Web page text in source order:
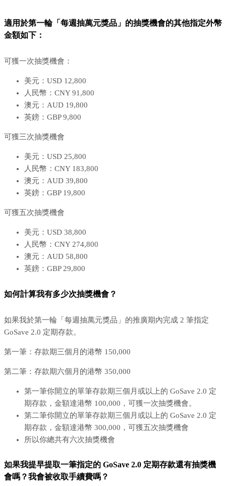
適用於第一輪「每週抽萬元獎品」的抽獎機會的其他指定外幣
金額如下：
可獲一次抽獎機會：
美元：USD 12,800
人民幣：CNY 91,800
澳元：AUD 19,800
英鎊：GBP 9,800
可獲三次抽獎機會
美元：USD 25,800
人民幣：CNY 183,800
澳元：AUD 39,800
英鎊：GBP 19,800
可獲五次抽獎機會
美元：USD 38,800
人民幣：CNY 274,800
澳元：AUD 58,800
英鎊：GBP 29,800
如何計算我有多少次抽獎機會？
如果我於第一輪「每週抽萬元獎品」的推廣期內完成 2 筆指定
GoSave 2.0 定期存款。
第一筆：存款期三個月的港幣 150,000
第二筆：存款期六個月的港幣 350,000
第一筆你開立的單筆存款期三個月或以上的 GoSave 2.0 定
期存款，金額達港幣 100,000，可獲一次抽獎機會。
第二筆你開立的單筆存款期三個月或以上的 GoSave 2.0 定
期存款，金額達港幣 300,000，可獲五次抽獎機會
所以你總共有六次抽獎機會
如果我提早提取一筆指定的 GoSave 2.0 定期存款還有抽獎機
會嗎？我會被收取手續費嗎？